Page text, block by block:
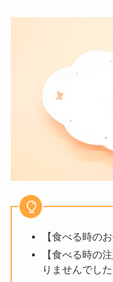
【食べる時のお
【食べる時の
りませんでした